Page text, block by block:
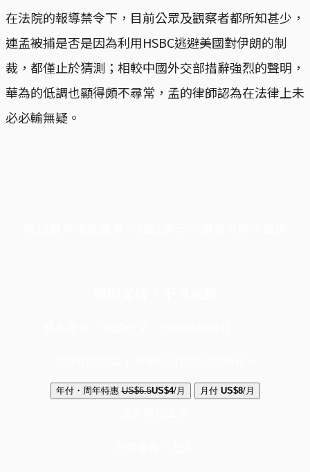
在法院的報導禁令下，目前公眾及觀察者都所知甚少，
連孟被捕是否是因為利用HSBC逃避美國對伊朗的制
裁，都僅止於猜測；相較中國外交部措辭強烈的聲明，
華為的低調也顯得頗不尋常，孟的律師認為在法律上未
必必輸無疑。
年付・周年特惠 US$6.5US$4/月 月付 US$8/月